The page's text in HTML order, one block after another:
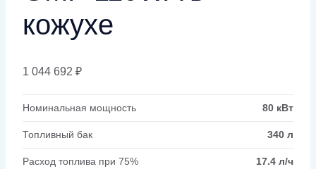
кожухе
1 044 692 ₽
Номинальная мощность 80 кВт
Топливный бак 340 л
Расход топлива при 75%
17.4 л/ч